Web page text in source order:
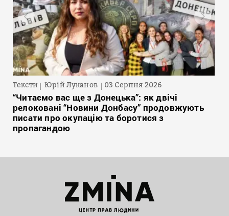
Тексти Юрій Луканов 03 Серпня 2026
“Читаємо вас ще з Донецька”: як двічі
релоковані “Новини Донбасу” продовжують
писати про окупацію та боротися з
пропагандою